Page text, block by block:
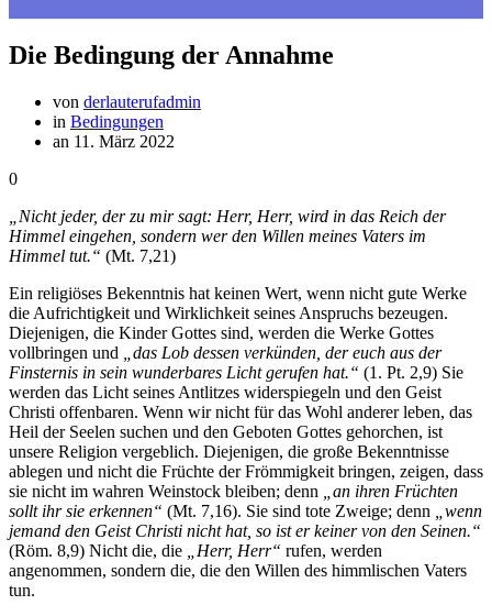
Die Bedingung der Annahme
von derlauterufadmin
in Bedingungen
an 11. März 2022
0
„Nicht jeder, der zu mir sagt: Herr, Herr, wird in das Reich der
Himmel eingehen, sondern wer den Willen meines Vaters im
Himmel tut.“ (Mt. 7,21)
Ein religiöses Bekenntnis hat keinen Wert, wenn nicht gute Werke
die Aufrichtigkeit und Wirklichkeit seines Anspruchs bezeugen.
Diejenigen, die Kinder Gottes sind, werden die Werke Gottes
vollbringen und
„das Lob dessen verkünden, der euch aus der
Finsternis in sein wunderbares Licht gerufen hat.“ (1. Pt. 2,9) Sie
werden das Licht seines Antlitzes widerspiegeln und den Geist
Christi offenbaren. Wenn wir nicht für das Wohl anderer leben, das
Heil der Seelen suchen und den Geboten Gottes gehorchen, ist
unsere Religion vergeblich. Diejenigen, die große Bekenntnisse
ablegen und nicht die Früchte der Frömmigkeit bringen, zeigen, dass
sie nicht im wahren Weinstock bleiben; denn
„an ihren Früchten
sollt ihr sie erkennen“ (Mt. 7,16). Sie sind tote Zweige; denn
„wenn
jemand den Geist Christi nicht hat, so ist er keiner von den Seinen.“
(Röm. 8,9) Nicht die, die
„Herr, Herr“ rufen, werden
angenommen, sondern die, die den Willen des himmlischen Vaters
tun.